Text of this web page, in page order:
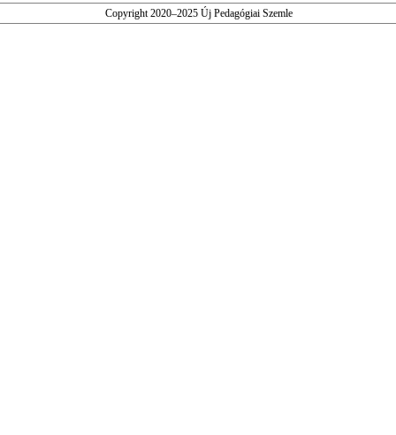
Copyright 2020–2025 Új Pedagógiai Szemle